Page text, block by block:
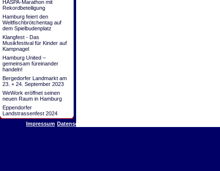
HASPA-Marathon mit
Rekordbeteiligung
Hamburg feiert den
Weltfischbrötchentag auf
dem Spielbudenplatz
Klangfest - Das
Musikfestival für Kinder auf
Kampnagel
Hamburg United –
gemeinsam füreinander
handeln!
Bergedorfer Landmarkt am
23. + 24. September 2023
WeWork eröffnet seinen
neuen Raum in Hamburg
Eppendorfer
Landstrassenfest 2024
Impressum Datenschutz